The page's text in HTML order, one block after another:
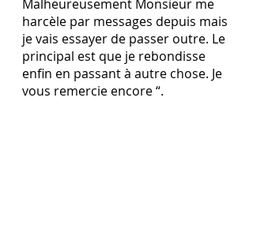
Malheureusement Monsieur me
harcèle par messages depuis mais
je vais essayer de passer outre. Le
principal est que je rebondisse
enfin en passant à autre chose. Je
vous remercie encore “.